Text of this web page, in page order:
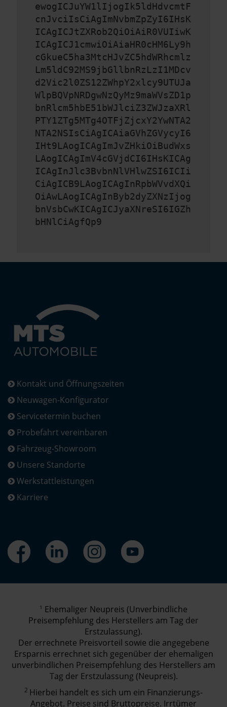
ewogICJuYW1lIjogIk5ldHdvcmtF
cnJvciIsCiAgImNvbmZpZyI6IHsK
ICAgICJtZXRob2QiOiAiR0VUIiwK
ICAgICJ1cmwiOiAiaHR0cHM6Ly9h
cGkueC5ha3MtcHJvZC5hdWRhcmlz
Lm5ldC92MS9jbGllbnRzLzI1MDcv
d2Vic2l0ZS12ZWhpY2xlcy9UTUJa
WlpBQVpNRDgwNzQyMz9maWVsZD1p
bnRlcm5hbE51bWJlciZ3ZWJzaXRl
PTY1ZTg5MTg4OTFjZjcxY2YwNTA2
NTA2NSIsCiAgICAiaGVhZGVycyI6
IHt9LAogICAgImJvZHkiOiBudWxs
LAogICAgImV4cGVjdCI6IHsKICAg
ICAgInJlc3BvbnNlVHlwZSI6ICIi
CiAgICB9LAogICAgInRpbWVvdXQi
OiAwLAogICAgInByb2dyZXNzIjog
bnVsbCwKICAgICJyaXNreSI6IGZh
bHNlCiAgfQp9
Kontakt und Öffnungszeiten
Neuwagen-Konfigurator
Servicetermin buchen
Probefahrt vereinbaren
Fahrzeug-Showroom
Unsere Standorte
Werkstattleistungen
Karriere
1 Ehemaliger Neupreis (Unverbindliche
Preisempfehlung des Herstellers am Tag der
Erstzulassung).
Der errechnete Preisvorteil sowie die angegebene
Ersparnis errechnet sich gegenüber der ehemaligen
unverbindlichen Preisempfehlung des Herstellers am
Tag der Erstzulassung (Neupreis).
2 Hierbei handelt es sich um ein Finanzierungs-
Angebot. Preise sind Bruttopreise. Irrtümer